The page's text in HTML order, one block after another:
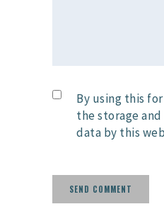
By using this
the storage
data by this